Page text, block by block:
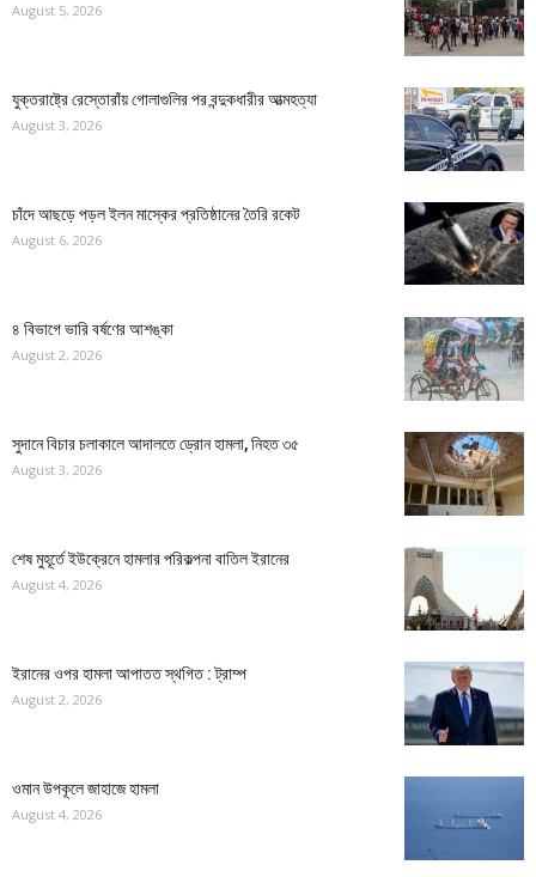
August 5, 2026
যুক্তরাষ্ট্রে রেস্তোরাঁয় গোলাগুলির পর বন্দুকধারীর আত্মহত্যা
August 3, 2026
চাঁদে আছড়ে পড়ল ইলন মাস্কের প্রতিষ্ঠানের তৈরি রকেট
August 6, 2026
৪ বিভাগে ভারি বর্ষণের আশঙ্কা
August 2, 2026
সুদানে বিচার চলাকালে আদালতে ড্রোন হামলা, নিহত ৩৫
August 3, 2026
শেষ মুহূর্তে ইউক্রেনে হামলার পরিকল্পনা বাতিল ইরানের
August 4, 2026
ইরানের ওপর হামলা আপাতত স্থগিত : ট্রাম্প
August 2, 2026
ওমান উপকূলে জাহাজে হামলা
August 4, 2026